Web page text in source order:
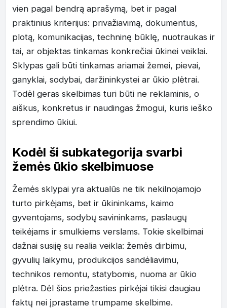
vien pagal bendrą aprašymą, bet ir pagal
praktinius kriterijus: privažiavimą, dokumentus,
plotą, komunikacijas, techninę būklę, nuotraukas ir
tai, ar objektas tinkamas konkrečiai ūkinei veiklai.
Sklypas gali būti tinkamas ariamai žemei, pievai,
ganyklai, sodybai, daržininkystei ar ūkio plėtrai.
Todėl geras skelbimas turi būti ne reklaminis, o
aiškus, konkretus ir naudingas žmogui, kuris ieško
sprendimo ūkiui.
Kodėl ši subkategorija svarbi
žemės ūkio skelbimuose
Žemės sklypai yra aktualūs ne tik nekilnojamojo
turto pirkėjams, bet ir ūkininkams, kaimo
gyventojams, sodybų savininkams, paslaugų
teikėjams ir smulkiems verslams. Tokie skelbimai
dažnai susiję su realia veikla: žemės dirbimu,
gyvulių laikymu, produkcijos sandėliavimu,
technikos remontu, statybomis, nuoma ar ūkio
plėtra. Dėl šios priežasties pirkėjai tikisi daugiau
faktų nei įprastame trumpame skelbime.